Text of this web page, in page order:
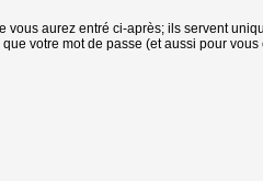
vous aurez entré ci-après; ils servent
votre mot de passe (et aussi pour vous